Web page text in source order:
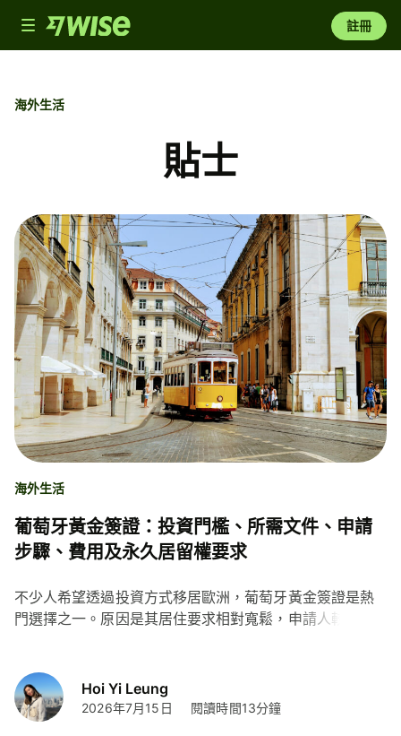
Toggle
navigation
註冊
海外生活
貼士
海外生活
葡萄牙黃金簽證：投資門檻、所需文件、申請
步驟、費用及永久居留權要求
不少人希望透過投資方式移居歐洲，葡萄牙黃金簽證是熱
門選擇之一。原因是其居住要求相對寬鬆，申請人較容易
本文將詳細為你講解最新的合資格投資選項及門檻、所需
文件、申請步驟、費用，以及如何透過計劃獲得永久居留
權。
Hoi Yi Leung
2026年7月15日 閱讀時間13分鐘